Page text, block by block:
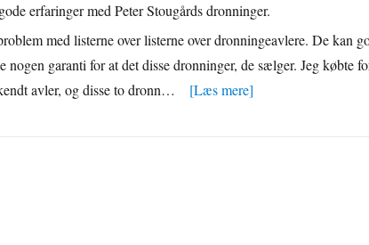
erfaringer med Peter Stougårds dronninger.
med listerne over listerne over dronningeavlere. De kan
nogen garanti for at det disse dronninger, de sælger. Jeg købte
avler, og disse to dronn…
[Læs mere]